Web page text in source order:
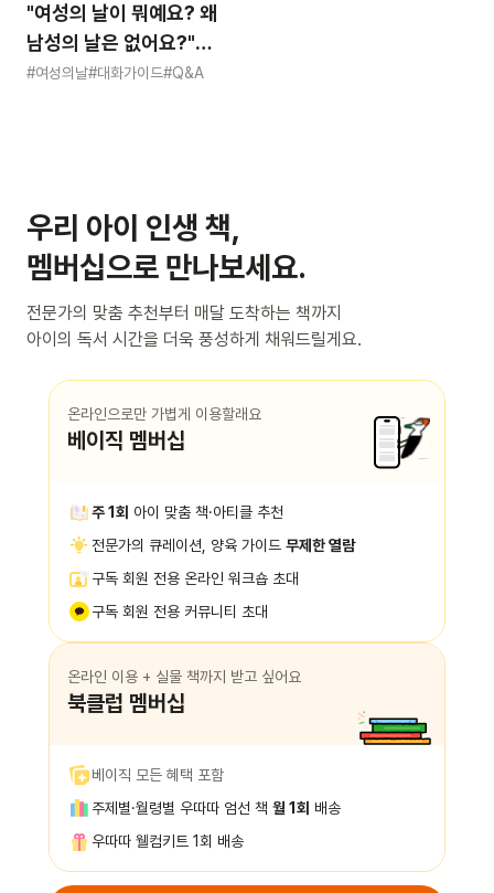
"여성의 날이 뭐예요? 왜
남성의 날은 없어요?"
묻는 어린이에게 이렇게
#여성의날#대화가이드#Q&A
우리 아이 인생 책,
멤버십으로 만나보세요.
전문가의 맞춤 추천부터 매달 도착하는 책까지
아이의 독서 시간을 더욱 풍성하게 채워드릴게요.
온라인으로만 가볍게 이용할래요
베이직 멤버십
주 1회 아이 맞춤 책·아티클 추천
전문가의 큐레이션, 양육 가이드 무제한 열람
구독 회원 전용 온라인 워크숍 초대
구독 회원 전용 커뮤니티 초대
온라인 이용 + 실물 책까지 받고 싶어요
북클럽 멤버십
베이직 모든 혜택 포함
주제별·월령별 우따따 엄선 책 월 1회 배송
우따따 웰컴키트 1회 배송